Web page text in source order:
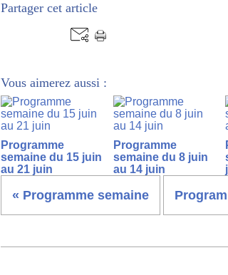
Partager cet article
Vous aimerez aussi :
Programme
semaine du 15 juin
au 21 juin
Programme
semaine du 8 juin
au 14 juin
« Programme semaine